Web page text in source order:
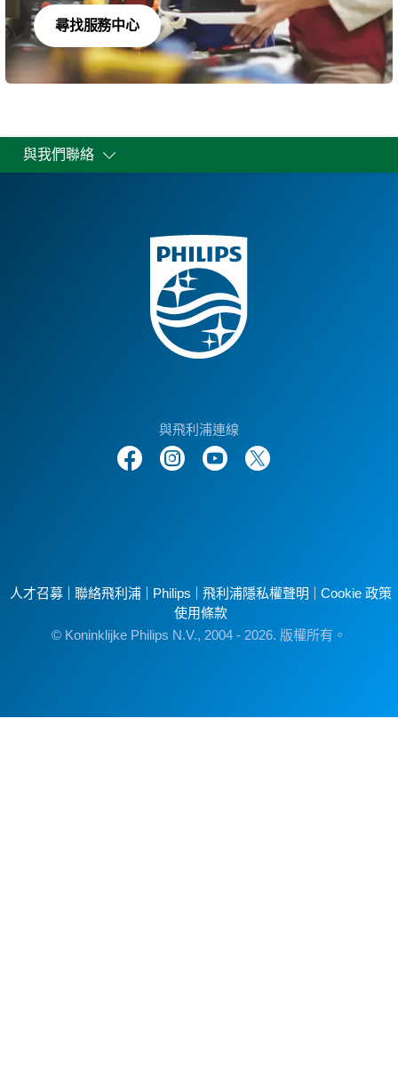
尋找服務中心
與我們聯絡
與飛利浦連線
人才召募 聯絡飛利浦 Philips 飛利浦隱私權聲明
Cookie 政策
使用條款
© Koninklijke Philips N.V., 2004 - 2026. 版權所有。